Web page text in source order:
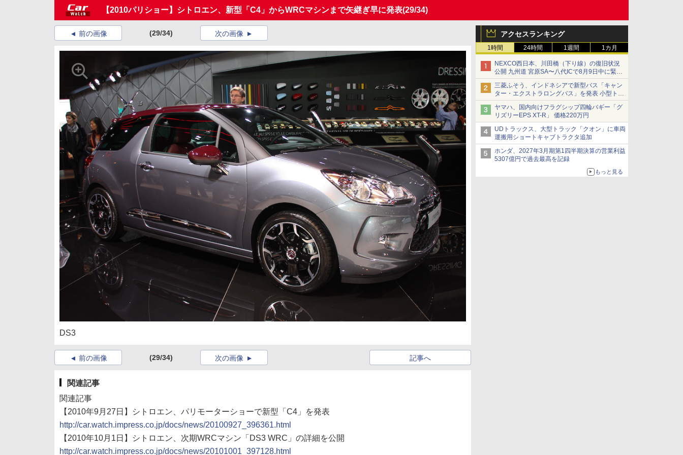
【2010パリショー】シトロエン、新型「C4」からWRCマシンまで矢継ぎ早に発表(29/34)
アクセスランキング
1時間 24時間 1週間 1カ月
NEXCO西日本、川田橋（下り線）の復旧状況
公開 九州道 宮原SA〜八代ICで8月9日中に緊急
車両を通行可能に
三菱ふそう、インドネシアで新型バス「キャン
ター・エクストラロングバス」を発表 小型トラ
ックベースの観光・旅客輸送向けバス
ヤマハ、国内向けフラグシップ四輪バギー「グ
リズリーEPS XT-R」 価格220万円
UDトラックス、大型トラック「クオン」に車両
運搬用ショートキャブトラクタ追加
ホンダ、2027年3月期第1四半期決算の営業利益
5307億円で過去最高を記録
もっと見る
前の画像 (29/34) 次の画像
DS3
前の画像 (29/34) 記事へ
次の画像
関連記事
関連記事
【2010年9月27日】シトロエン、パリモーターショーで新型「C4」を発表
http://car.watch.impress.co.jp/docs/news/20100927_396361.html
【2010年10月1日】シトロエン、次期WRCマシン「DS3 WRC」の詳細を公開
http://car.watch.impress.co.jp/docs/news/20101001_397128.html